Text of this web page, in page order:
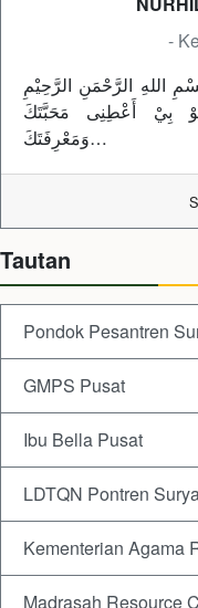
-
اللهِ الرَّحْمَنِ الرَّحِيْمِ
بِيْ أَعْطِنِى مَحَبَّتَكَ
وَمَعْرِفَتَكَ…
Tautan
Pondok Pesantren
GMPS Pusat
Ibu Bella Pusat
LDTQN Pontren
Kementerian Agama
Madrasah Resource